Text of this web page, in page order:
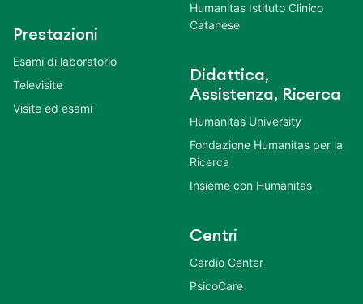
Prestazioni
Esami di laboratorio
Televisite
Visite ed esami
Humanitas Istituto Clinico
Catanese
Didattica,
Assistenza, Ricerca
Humanitas University
Fondazione Humanitas per la
Ricerca
Insieme con Humanitas
Centri
Cardio Center
PsicoCare